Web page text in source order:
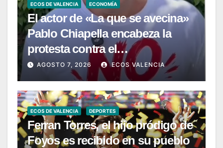
ECOS DE VALENCIA ECONOMÍA
El actor de «La que se avecina»
Pablo Chiapella encabeza la
protesta contra el
macrovertedero que se quiere
instalar en Zarra
AGOSTO 7, 2026 ECOS VALENCIA
ECOS DE VALENCIA DEPORTES
Ferran Torres, el hijo pródigo de
Foyos es recibido en su pueblo